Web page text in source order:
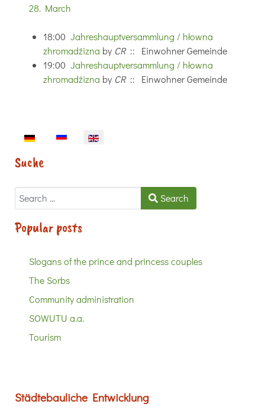
28. March
18:00 Jahreshauptversammlung / hłowna
zhromadźizna by CR:: Einwohner Gemeinde
19:00 Jahreshauptversammlung / hłowna
zhromadźizna by CR:: Einwohner Gemeinde
Select your language
Suche
Search Search
Popular posts
Slogans of the prince and princess couples
The Sorbs
Community administration
SOWUTU a.a.
Tourism
Städtebauliche Entwicklung